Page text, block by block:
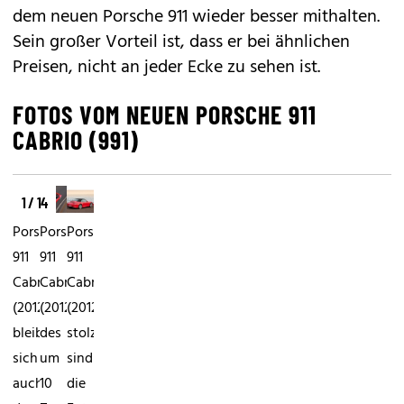
dem neuen Porsche 911wieder besser mithalten.
Sein großer Vorteil ist, dass er bei ähnlichen
Preisen, nicht an jeder Ecke zu sehen ist.
FOTOS VOM NEUEN PORSCHE 911
CABRIO (991)
1 / 14
Porsche
911
Cabrio
(2012)Optisch
bleibt
sich
auch
Porsche
911
Cabrio
(2012)Dank
des
um
10
Porsche
911
Cabrio
(2012)Besonders
stolz
sind
die